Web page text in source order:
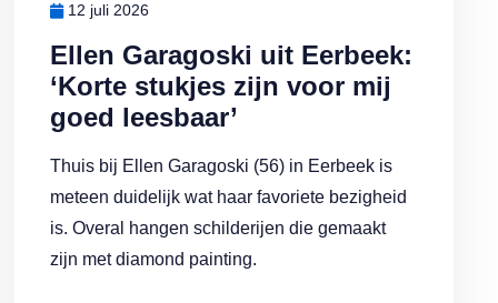
Ellen Garagoski uit Eerbeek:
‘Korte stukjes zijn voor mij
goed leesbaar’
12 juli 2026
Thuis bij Ellen Garagoski (56) in Eerbeek is
meteen duidelijk wat haar favoriete bezigheid
is. Overal hangen schilderijen die gemaakt
zijn met diamond painting.